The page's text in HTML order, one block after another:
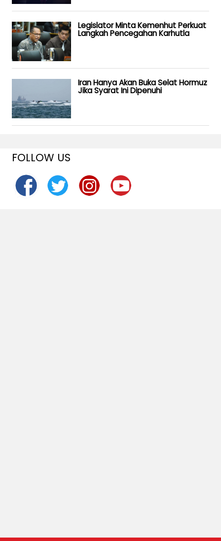
Legislator Minta Kemenhut Perkuat
Langkah Pencegahan Karhutla
Iran Hanya Akan Buka Selat Hormuz
Jika Syarat Ini Dipenuhi
FOLLOW US